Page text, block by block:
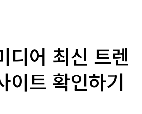
디어 최신 트렌
이트 확인하기